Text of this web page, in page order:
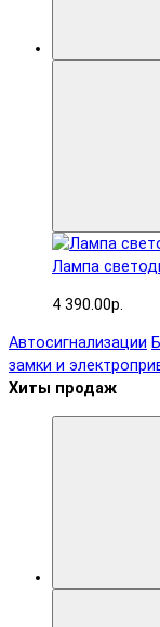
Лампа
4 390.00р.
Автосигнализации
замки и
Хиты продаж